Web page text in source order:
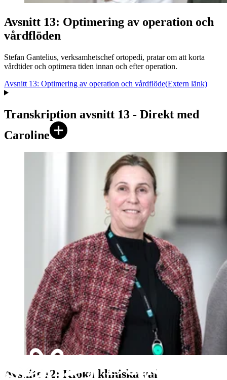
Avsnitt 13: Optimering av operation och
vårdflöden
Stefan Gantelius, verksamhetschef ortopedi, pratar om att korta
vårdtider och optimera tiden innan och efter operation.
Avsnitt 13: Optimering av operation och vårdflöde(Extern länk)
Transkription avsnitt 13 - Direkt med
Caroline
Avsnitt 12: Kloka kliniska val